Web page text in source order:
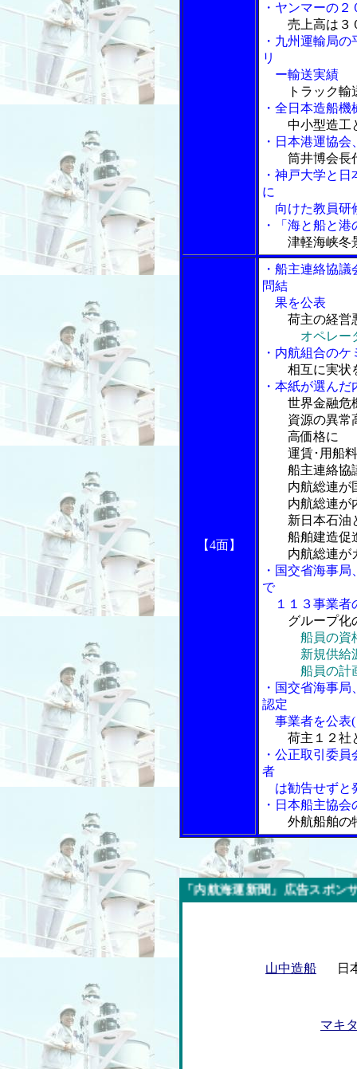
・ヤンマーの
売上高は３
・九州運輸局
リ
ー輸送実績
トラック
・全日本造船
中小型造工
・日本港運協
筒井博会長
・神戸大学と
に
向けた教員研
・「海と船と
津軽海峡
【4面】
・船主連絡協
問結
果を公表
荷主の経営
オペレー
・内航組合の
相互に実状
・本紙が選ん
世界金融危
資源の異常高
高価格に
運賃･用船料
船主連絡協議
内航総連が国
内航総連が内
新日本石油と
船舶建造促進
内航総連がカ
・国交省海事
で
１１３事業者
グループ化
船員の資
新規供給源
船員の計画
・国交省海事
認定
事業者を公表(
荷主１２社
・公正取引委
者
は勧告せずと
・日本船主協
外航船舶の
今週の「内航海運新聞」広告スポンサー企業
山中造船 日
マキ